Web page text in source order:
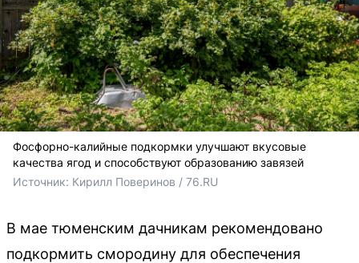
Фосфорно-калийные подкормки улучшают вкусовые
качества ягод и способствуют образованию завязей
Источник: Кирилл Поверинов / 76.RU
В мае тюменским дачникам рекомендовано
подкормить смородину для обеспечения